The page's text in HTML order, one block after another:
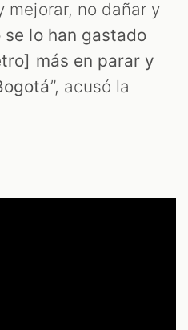
mejorar, no dañar y
se lo han gastado
más en parar y
”, acusó la